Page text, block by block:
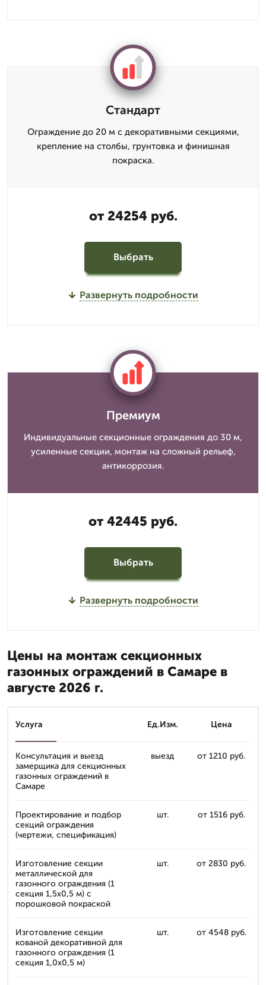
Стандарт
Ограждение до 20 м с декоративными секциями,
крепление на столбы, грунтовка и финишная
покраска.
от 24254 руб.
Выбрать
Развернуть подробности
Премиум
Индивидуальные секционные ограждения до 30 м,
усиленные секции, монтаж на сложный рельеф,
антикоррозия.
от 42445 руб.
Выбрать
Развернуть подробности
Цены на монтаж секционных
газонных ограждений в Самаре в
августе 2026 г.
Услуга Ед.Изм. Цена
Консультация и выезд
замерщика для секционных
газонных ограждений в
Самаре
выезд от 1210 руб.
Проектирование и подбор
секций ограждения
(чертежи, спецификация)
шт. от 1516 руб.
Изготовление секции
металлической для
газонного ограждения (1
секция 1,5x0,5 м) с
порошковой покраской
шт. от 2830 руб.
Изготовление секции
кованой декоративной для
газонного ограждения (1
секция 1,0x0,5 м)
шт. от 4548 руб.